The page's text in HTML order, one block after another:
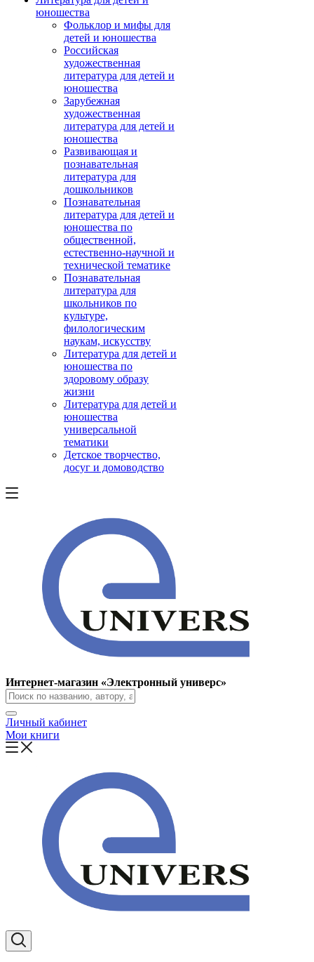
юношества
Фольклор и мифы для
детей и юношества
Российская
художественная
литература для детей и
юношества
Зарубежная
художественная
литература для детей и
юношества
Развивающая и
познавательная
литература для
дошкольников
Познавательная
литература для детей и
юношества по
общественной,
естественно-научной и
технической тематике
Познавательная
литература для
школьников по
культуре,
филологическим
наукам, искусству
Литература для детей и
юношества по
здоровому образу
жизни
Литература для детей и
юношества
универсальной
тематики
Детское творчество,
досуг и домоводство
Интернет-магазин «Электронный универс»
Личный кабинет
Мои книги